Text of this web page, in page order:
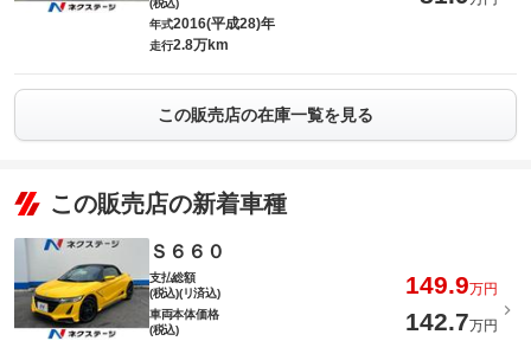
年式2016(平成28)年
走行2.8万km
この販売店の在庫一覧を見る
この販売店の新着車種
Ｓ６６０
支払総額
(税込)(リ済込)
149.9万円
車両本体価格
(税込)
142.7万円